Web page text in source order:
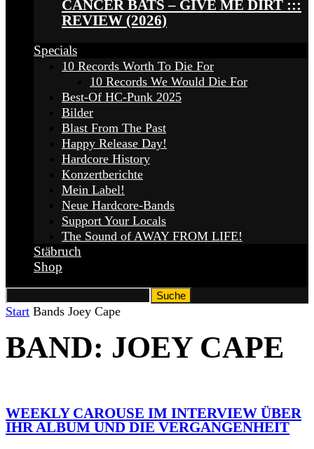
CANCER BATS – GIVE ME DIRT :::
REVIEW (2026)
Specials
10 Records Worth To Die For
10 Records We Would Die For
Best-Of HC-Punk 2025
Bilder
Blast From The Past
Happy Release Day!
Hardcore History
Konzertberichte
Mein Label!
Neue Hardcore-Bands
Support Your Locals
The Sound of AWAY FROM LIFE!
Stäbruch
Shop
Start Bands Joey Cape
BAND: JOEY CAPE
WEEKLY CAROUSE IM INTERVIEW ÜBER
IHR ALBUM UND DIE VERGANGENHEIT